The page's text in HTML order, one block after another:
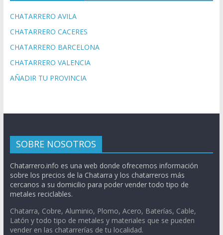
CHATARRERO AVILA
CHATARRERO CACERES
CHATARRERO BARCELONA
CHATARRERO VALENCIA
AÑADIR TU PROVINCIA
SOBRE NOSOTROS
Chatarrero.info es una web donde ofrecemos información
sobre los precios de la Chatarra y los chatarreros más
cercanos a su domicilio para poder vender todo tipo de
metales reciclables.
Chatarra, Cobre, Aluminio, Plomo, Acero, Baterías, Cable,
Latón y todo tipo de metales y materiales que se pueden
vender en las chatarrerías de tu localidad.